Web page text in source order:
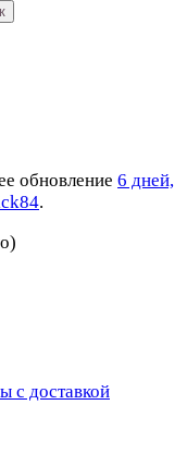
обновление 6 дней,
.
с доставкой